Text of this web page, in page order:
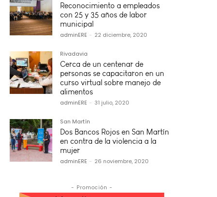
Reconocimiento a empleados
con 25 y 35 años de labor
municipal
adminERE - 22 diciembre, 2020
Rivadavia
Cerca de un centenar de
personas se capacitaron en un
curso virtual sobre manejo de
alimentos
adminERE - 31 julio, 2020
San Martín
Dos Bancos Rojos en San Martín
en contra de la violencia a la
mujer
adminERE - 26 noviembre, 2020
- Promoción -